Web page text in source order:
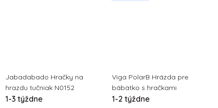
Jabadabado Hračky na
hrazdu tučniak N0152
1-3 týždne
Viga PolarB Hrázda pre
bábätko s hračkami
1-2 týždne